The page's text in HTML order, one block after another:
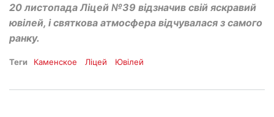
20 листопада Ліцей №39 відзначив свій яскравий
ювілей, і святкова атмосфера відчувалася з самого
ранку.
Теги Каменское Ліцей Ювілей